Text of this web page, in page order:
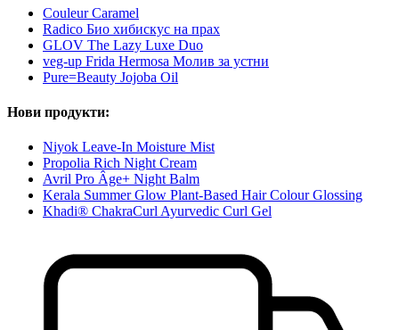
Couleur Caramel
Radico Био хибискус на прах
GLOV The Lazy Luxe Duo
veg-up Frida Hermosa Молив за устни
Pure=Beauty Jojoba Oil
Нови продукти:
Niyok Leave-In Moisture Mist
Propolia Rich Night Cream
Avril Pro Âge+ Night Balm
Kerala Summer Glow Plant-Based Hair Colour Glossing
Khadi® ChakraCurl Ayurvedic Curl Gel